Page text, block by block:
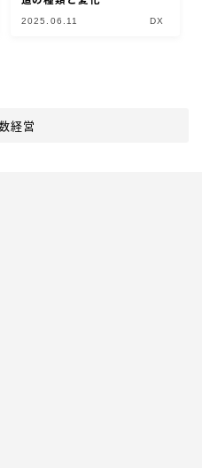
2025.06.11 DX
経営